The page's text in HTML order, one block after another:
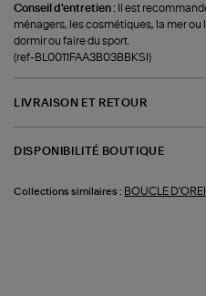
Conseil d'entretien :
Il est
ménagers, les cosmétiques, la mer ou
dormir ou faire du sport.
(ref-BL0011FAA3B03BBKSI)
LIVRAISON ET RETOUR
DISPONIBILITÉ BOUTIQUE
Collections similaires : BOUCLE